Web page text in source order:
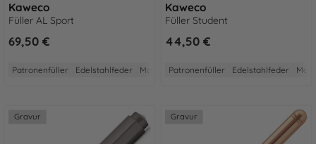
Kaweco
Füller AL Sport
69,50 €
Patronenfüller Edelstahlfeder Made in Germany 2 Jahre Garantie Aus
Kaweco
Füller Student
44,50 €
Patronenfüller Edelstahlfeder
Gravur Gravur